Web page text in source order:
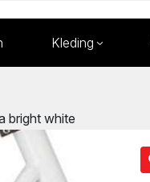
Kleding
bright white